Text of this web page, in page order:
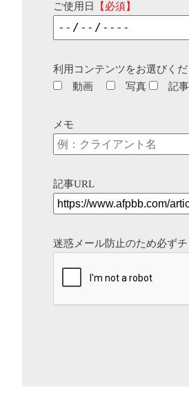
ご使用日 【必須】
利用コンテンツをお選びくだ
動画
写真 記事
メモ
記事URL
迷惑メール防止のため必ず